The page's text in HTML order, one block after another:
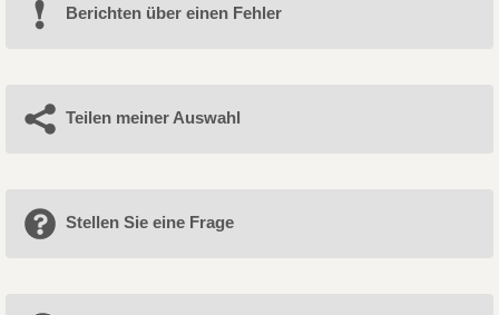
Berichten über einen Fehler
Teilen meiner Auswahl
Stellen Sie eine Frage